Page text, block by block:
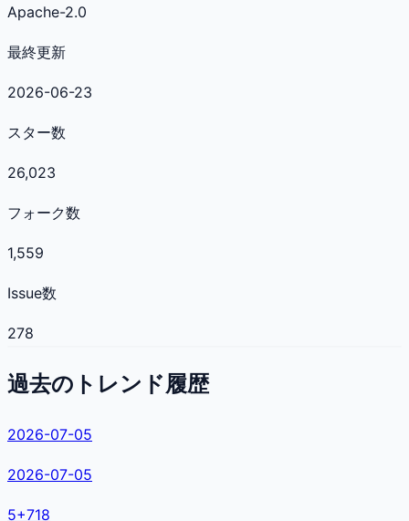
Apache-2.0
最終更新
2026-06-23
スター数
26,023
フォーク数
1,559
Issue数
278
過去のトレンド履歴
2026-07-05
2026-07-05
5+718